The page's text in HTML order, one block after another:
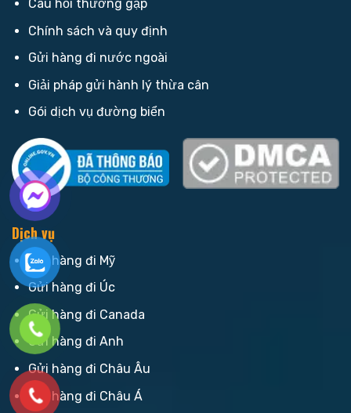
Câu hỏi thường gặp
Chính sách và quy định
Gửi hàng đi nước ngoài
Giải pháp gửi hành lý thừa cân
Gói dịch vụ đường biển
Dịch vụ
Gửi hàng đi Mỹ
Gửi hàng đi Úc
Gửi hàng đi Canada
Gửi hàng đi Anh
Gửi hàng đi Châu Âu
Gửi hàng đi Châu Á